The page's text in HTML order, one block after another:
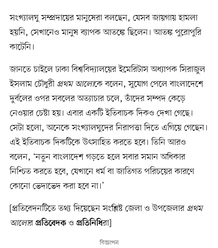
সংখ্যালঘু সম্প্রদায়ের মানুষেরা বলছেন, যেসব জায়গায় হামলা
হয়নি, সেখানেও মানুষ ব্যাপক আতঙ্কে ছিলেন। আতঙ্ক পুরোপুরি
কাটেনি।
জানতে চাইলে ঢাকা বিশ্ববিদ্যালয়ের ইমেরিটাস অধ্যাপক সিরাজুল
ইসলাম চৌধুরী প্রথম আলোকে বলেন, সুযোগ পেলে বাংলাদেশে
দুর্বলের ওপর সবলের অত্যাচার চলে, তাঁদের সম্পদ কেড়ে
নেওয়ার চেষ্টা হয়। এবার একটি ইতিবাচক দিকও দেখা গেছে।
সেটা হলো, অনেকে সংখ্যালঘুদের নিরাপত্তা দিতে এগিয়ে গেছেন।
এই ইতিবাচক দিকটিকে উৎসাহিত করতে হবে। তিনি আরও
বলেন, ‘নতুন বাংলাদেশ গড়তে হলে সবার সমান অধিকার
নিশ্চিত করতে হবে, যেখানে ধর্ম বা জাতিগত পরিচয়ের কারণে
কোনো ভেদাভেদ করা হবে না।’
[প্রতিবেদনটিতে তথ্য দিয়েছেন সংশ্লিষ্ট জেলা ও উপজেলার প্রথম
আলোর প্রতিবেদক ও প্রতিনিধিরা]